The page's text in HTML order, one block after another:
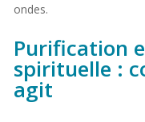
ondes.
Purification
spirituelle :
agit